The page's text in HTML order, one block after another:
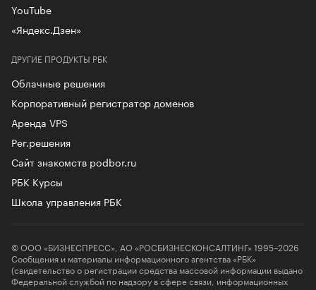
ДРУГИЕ ПРОДУКТЫ РБК
Облачные решения
Корпоративный регистратор доменов
Аренда VPS
Рег.решения
Сайт знакомств podbor.ru
РБК Курсы
Школа управления РБК
YouTube
«Яндекс.Дзен»
© ООО «БИЗНЕСПРЕСС», АО «РОСБИЗНЕСКОНСАЛТИНГ» 1995–2026
Сообщения и материалы информационного агентства «РБК»
(свидетельство о регистрации средства массовой информации выдано
Федеральной службой по надзору в сфере связи, информационных